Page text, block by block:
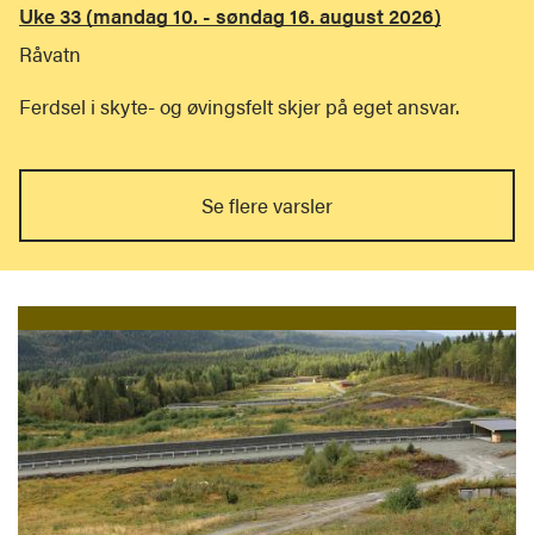
Uke 33 (mandag 10. - søndag 16. august 2026)
Råvatn
Ferdsel i skyte- og øvingsfelt skjer på eget ansvar.
Se flere varsler